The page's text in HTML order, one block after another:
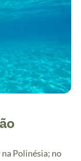
Polinésia; no